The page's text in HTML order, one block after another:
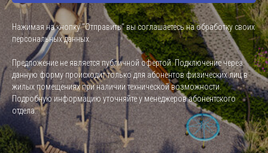
Нажимая на кнопку "Отправить" вы соглашаетесь на обработку своих
персональных данных.
Предложение не является публичной офертой. Подключение через
данную форму происходит только для абонентов физических лиц в
жилых помещениях при наличии технической возможности.
Подробную информацию уточняйте у менеджеров абонентского
отдела.